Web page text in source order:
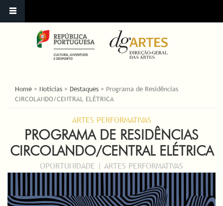
ESTÁ AQUI
Home » Notícias » Destaques » Programa de Residências
CIRCOLANDO/CENTRAL ELÉTRICA
ARTES PERFORMATIVAS
PROGRAMA DE RESIDÊNCIAS
CIRCOLANDO/CENTRAL ELÉTRICA
OPORTUNIDADE | ARTES PERFORMATIVAS